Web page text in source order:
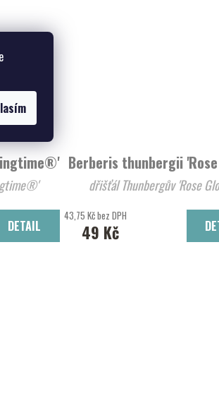
DETAIL
Berberis thunbergii 'Rose
dřišťál Thunbergův 'Rose
43,75 Kč bez DPH
49 Kč